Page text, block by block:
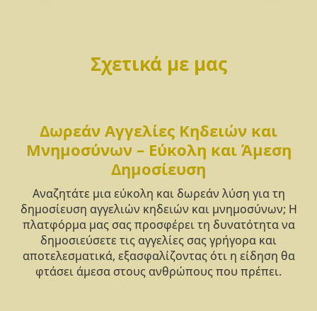
Σχετικά με μας
Δωρεάν Αγγελίες Κηδειών και
Μνημοσύνων – Εύκολη και Άμεση
Δημοσίευση
Αναζητάτε μια εύκολη και δωρεάν λύση για τη
δημοσίευση αγγελιών κηδειών και μνημοσύνων; Η
πλατφόρμα μας σας προσφέρει τη δυνατότητα να
δημοσιεύσετε τις αγγελίες σας γρήγορα και
αποτελεσματικά, εξασφαλίζοντας ότι η είδηση θα
φτάσει άμεσα στους ανθρώπους που πρέπει.